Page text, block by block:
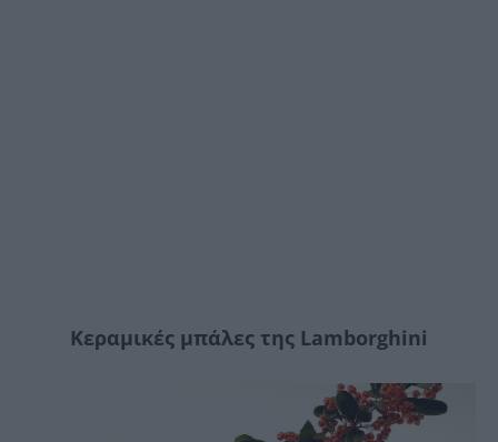
Κεραμικές μπάλες της Lamborghini